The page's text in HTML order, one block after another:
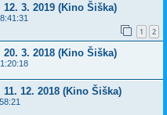
3. 2019 (Kino Šiška)
1 2
3. 2018 (Kino Šiška)
12. 2018 (Kino Šiška)